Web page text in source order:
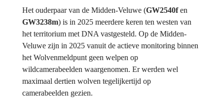
Het ouderpaar van de Midden-Veluwe (GW2540f
GW3238m) is in 2025 meerdere keren ten westen van
het territorium met DNA vastgesteld. Op de Midden-
Veluwe zijn in 2025 vanuit de actieve monitoring binnen
het Wolvenmeldpunt geen welpen op
wildcamerabeelden waargenomen. Er werden wel
maximaal dertien wolven tegelijkertijd op
camerabeelden gezien.